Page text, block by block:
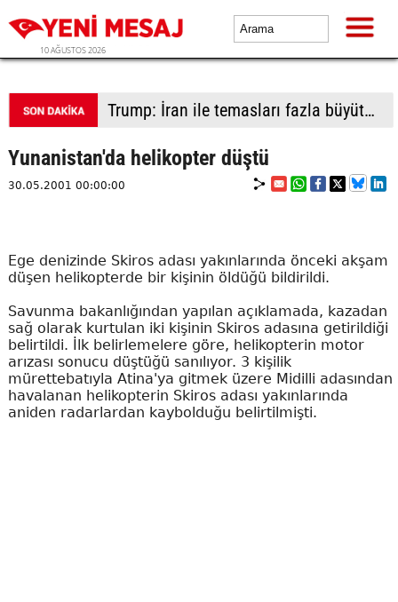
10 AĞUSTOS 2026
İsrailli yerleşimciler işgali derinleştirmek için Batı Şeria'da yeni yasa dışı yerleşime taşınmaya başladı
Yunanistan'da helikopter düştü
30.05.2001 00:00:00
Ege denizinde Skiros adası yakınlarında önceki akşam
düşen helikopterde bir kişinin öldüğü bildirildi.
Savunma bakanlığından yapılan açıklamada, kazadan
sağ olarak kurtulan iki kişinin Skiros adasına getirildiği
belirtildi. İlk belirlemelere göre, helikopterin motor
arızası sonucu düştüğü sanılıyor. 3 kişilik
mürettebatıyla Atina'ya gitmek üzere Midilli adasından
havalanan helikopterin Skiros adası yakınlarında
aniden radarlardan kaybolduğu belirtilmişti.